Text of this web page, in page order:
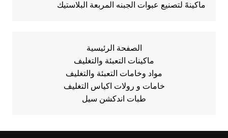
ماكينهً لتصنيع عبوات الجبنه المربعة البلاستيك
الصفحة الرئيسية
ماكينات التعبئة والتغليف
مواد وخامات التعبئة والتغليف
خامات و رولات اكياس التغليف
طبات اندكشن سيل